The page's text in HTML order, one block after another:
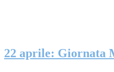
22 aprile: Giornata